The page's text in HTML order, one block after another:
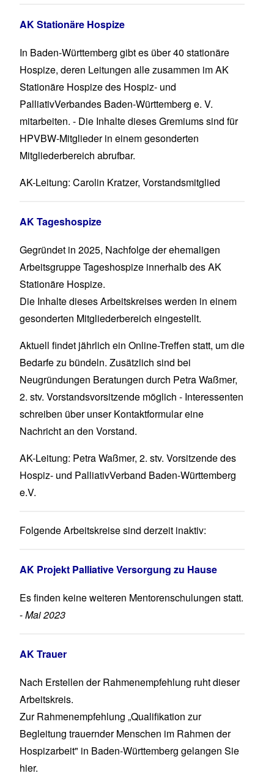
AK Stationäre Hospize
In Baden-Württemberg gibt es über 40 stationäre
Hospize, deren Leitungen alle zusammen im AK
Stationäre Hospize des Hospiz- und
PalliativVerbandes Baden-Württemberg e. V.
mitarbeiten. - Die Inhalte dieses Gremiums sind für
HPVBW-Mitglieder in einem gesonderten
Mitgliederbereich abrufbar.
AK-Leitung: Carolin Kratzer, Vorstandsmitglied
AK Tageshospize
Gegründet in 2025, Nachfolge der ehemaligen
Arbeitsgruppe Tageshospize innerhalb des AK
Stationäre Hospize.
Die Inhalte dieses Arbeitskreises werden in einem
gesonderten Mitgliederbereich eingestellt.
Aktuell findet jährlich ein Online-Treffen statt, um die
Bedarfe zu bündeln. Zusätzlich sind bei
Neugründungen Beratungen durch Petra Waßmer,
2. stv. Vorstandsvorsitzende möglich - Interessenten
schreiben überunser Kontaktformular eine
Nachricht an den Vorstand.
AK-Leitung: Petra Waßmer, 2. stv. Vorsitzende des
Hospiz- und PalliativVerband Baden-Württemberg
e.V.
Folgende Arbeitskreise sind derzeit inaktiv:
AK Projekt Palliative Versorgung zu Hause
Es finden keine weiteren Mentorenschulungen statt.
-Mai 2023
AK Trauer
Nach Erstellen der Rahmenempfehlung ruht dieser
Arbeitskreis.
ZurRahmenempfehlung „Qualifikation zur
Begleitung trauernder Menschen im Rahmen der
Hospizarbeit" in Baden-Württemberg gelangen Sie
hier.